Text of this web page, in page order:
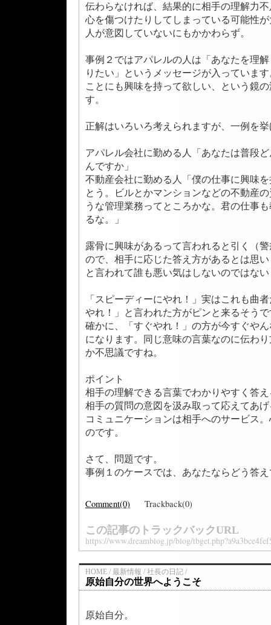
伝わらなければ、結果的に相手の理解力
心を傷つけたりしてしまっている可能性
人が意図していないにもかかわらず。
事例２ではアパレルの人は「あなたを理
りたい」というメッセージが入っていま
ことにも興味を持って欲しい、という鏡
す。
正解はいろいろ考えられますが、一例を
アパレル会社に勤める人「あなたは普段
んですか」
不動産会社に勤める人「僕の仕事に興味
とう。ビルとかマンションなどの不動産
うな管理業務ってところかな。君の仕事
るな。」
露骨に興味があるって言われると引く（
ので、相手に応じた答え方があるとは思
と言われて誰も悪い気はしないのではな
「スピーディーにやれ！」実はこれも曲
やれ！」と言われた方がピンと来るそう
確かに、「すぐやれ！」の方が今すぐや
になります。同じ意味の言葉なのに伝わ
か不思議ですね。
ポイント
相手の理解できる言葉でわかりやすく答
相手の質問の意図を汲み取って応えてあ
コミュニケーションは相手へのサービス
のです。
さて、問題です。
事例１のケースでは、あなたならどう答
Comment(0) Trackback(0)
この記事のトラックバックURL
https://www.dreamblog.jp/blog/
HOME / 最新情報 / 社長の日記 /
原始自分の世界へようこそ
原始自分。